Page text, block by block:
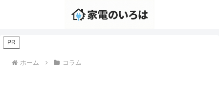
PR
ホーム コラム